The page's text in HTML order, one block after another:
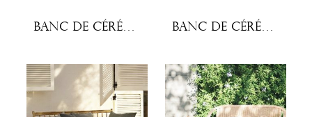
Banc de cérémonie en chêne Banc de cérémonie en pin